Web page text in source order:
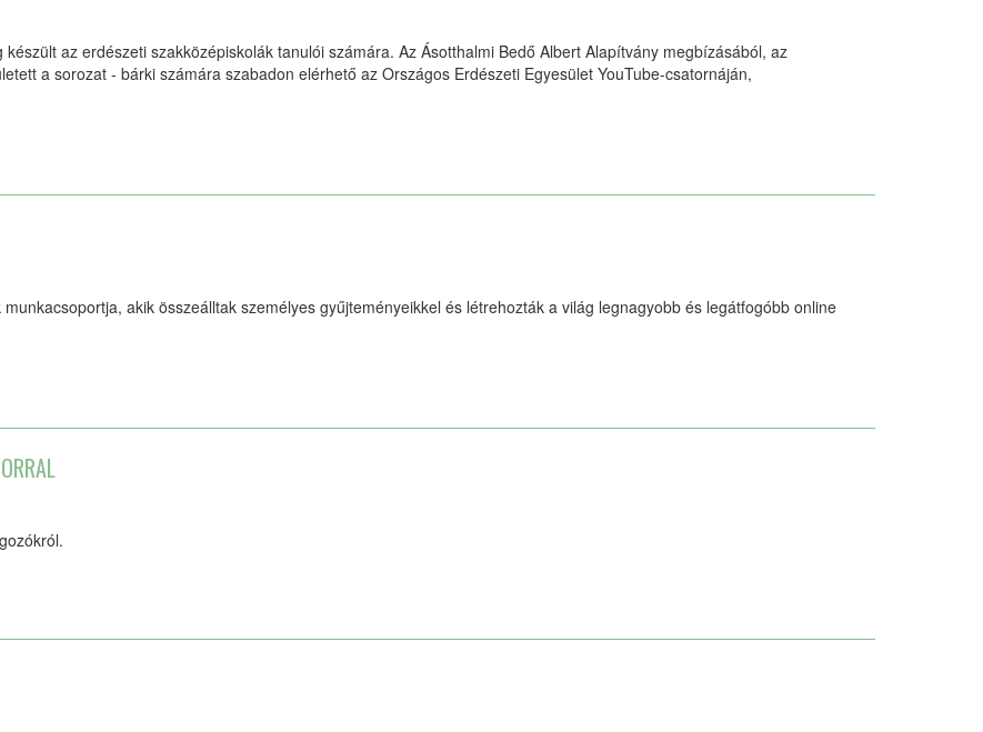
az erdészeti szakközépiskolák tanulói számára. Az Ásotthalmi Bedő Albert Alapítvány megbízásából, az
a sorozat - bárki számára szabadon elérhető az Országos Erdészeti Egyesület YouTube-csatornáján,
akik összeálltak személyes gyűjteményeikkel és létrehozták a világ legnagyobb és legátfogóbb online